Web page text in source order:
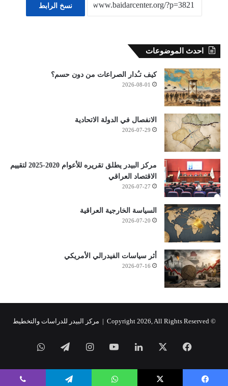
نسخ الرابط
احدث الموضوعات
كيف تـُدار الصراعات من دون حسم؟
2026-08-01
الانفصال في الدولة الاتحادية
2026-07-29
مركز البيدر يطلق تقريره للأعوام 2020-2025 لتقييم
الاقتصاد العراقي
2026-07-27
السياسة الخارجية العراقية
2026-07-20
أثر سياسات الفيدرالي الأمريكي
2026-07-16
© Copyright 2026, All Rights Reserved | مركز البيدر للدراسات والتخطيط
فيسبوك لينكدإن‫YouTubeانستقرامتيلقرامواتساب